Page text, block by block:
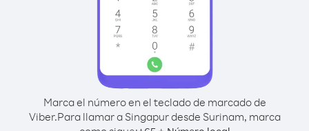
Marca el número en el teclado de marcado de
Viber.Para llamar a Singapur desde Surinam, marca